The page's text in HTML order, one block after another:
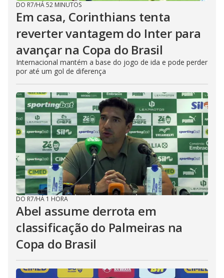
DO R7/HÁ 52 MINUTOS
Em casa, Corinthians tenta
reverter vantagem do Inter para
avançar na Copa do Brasil
Internacional mantém a base do jogo de ida e pode perder
por até um gol de diferença
DO R7/HÁ 1 HORA
Abel assume derrota em
classificação do Palmeiras na
Copa do Brasil